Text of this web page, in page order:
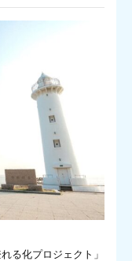
る化プロジェクト」